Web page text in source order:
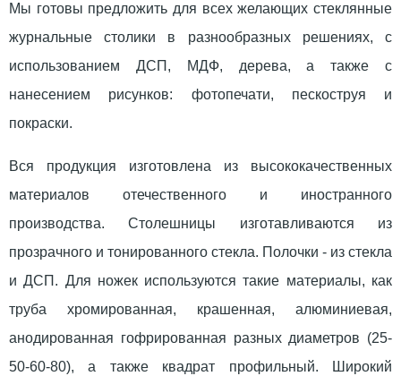
Мы готовы предложить для всех желающих стеклянные
журнальные столики в разнообразных решениях, с
использованием ДСП, МДФ, дерева, а также с
нанесением рисунков: фотопечати, пескоструя и
покраски.
Вся продукция изготовлена из высококачественных
материалов отечественного и иностранного
производства. Столешницы изготавливаются из
прозрачного и тонированного стекла. Полочки - из стекла
и ДСП. Для ножек используются такие материалы, как
труба хромированная, крашенная, алюминиевая,
анодированная гофрированная разных диаметров (25-
50-60-80), а также квадрат профильный. Широкий